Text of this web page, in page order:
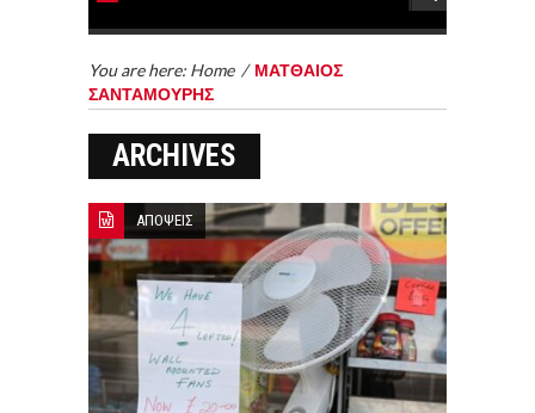
You are here: Home / ΜΑΤΘΑΙΟΣ
ΣΑΝΤΑΜΟΥΡΗΣ
ARCHIVES
ΑΠΟΨΕΙΣ